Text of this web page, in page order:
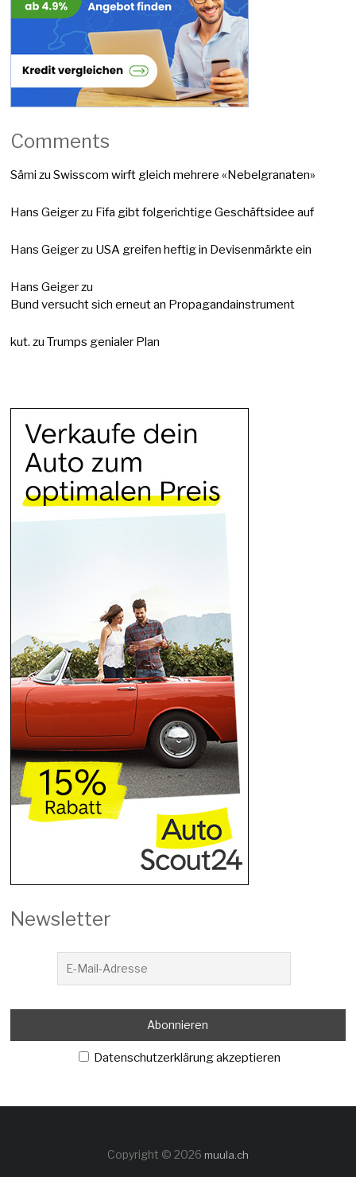
Comments
Sämi zuSwisscom wirft gleich mehrere «Nebelgranaten»
Hans Geigerzu Fifa gibt folgerichtige Geschäftsidee auf
Hans Geigerzu USA greifen heftig in Devisenmärkte ein
Hans Geigerzu
Bund versucht sich erneut an Propagandainstrument
kut. zuTrumps genialer Plan
Newsletter
Datenschutzerklärung akzeptieren
Copyright © 2026 muula.ch